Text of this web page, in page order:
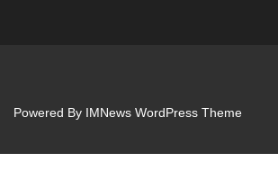
Powered By IMNews WordPress Theme